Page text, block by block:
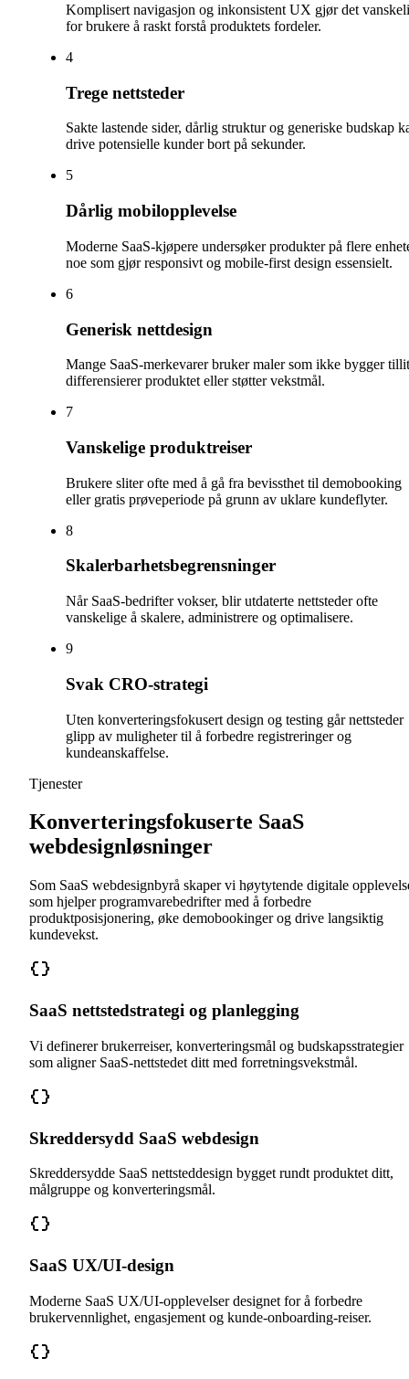
Komplisert navigasjon og inkonsistent UX gjør det
for brukere å raskt forstå produktets fordeler.
4
Trege nettsteder
Sakte lastende sider, dårlig struktur og generiske budskap
drive potensielle kunder bort på sekunder.
5
Dårlig mobilopplevelse
Moderne SaaS-kjøpere undersøker produkter på flere
noe som gjør responsivt og mobile-first design essensielt.
6
Generisk nettdesign
Mange SaaS-merkevarer bruker maler som ikke bygger
differensierer produktet eller støtter vekstmål.
7
Vanskelige produktreiser
Brukere sliter ofte med å gå fra bevissthet til demobooking
eller gratis prøveperiode på grunn av uklare kundeflyter.
8
Skalerbarhetsbegrensninger
Når SaaS-bedrifter vokser, blir utdaterte nettsteder ofte
vanskelige å skalere, administrere og optimalisere.
9
Svak CRO-strategi
Uten konverteringsfokusert design og testing går nettsteder
glipp av muligheter til å forbedre registreringer og
kundeanskaffelse.
Tjenester
Konverteringsfokuserte SaaS
webdesignløsninger
Som SaaS webdesignbyrå skaper vi høytytende digitale
som hjelper programvarebedrifter med å forbedre
produktposisjonering, øke demobookinger og drive langsiktig
kundevekst.
SaaS nettstedstrategi og planlegging
Vi definerer brukerreiser, konverteringsmål og budskapsstrategier
som aligner SaaS-nettstedet ditt med forretningsvekstmål.
Skreddersydd SaaS webdesign
Skreddersydde SaaS nettsteddesign bygget rundt produktet ditt,
målgruppe og konverteringsmål.
SaaS UX/UI-design
Moderne SaaS UX/UI-opplevelser designet for å forbedre
brukervennlighet, engasjement og kunde-onboarding-reiser.